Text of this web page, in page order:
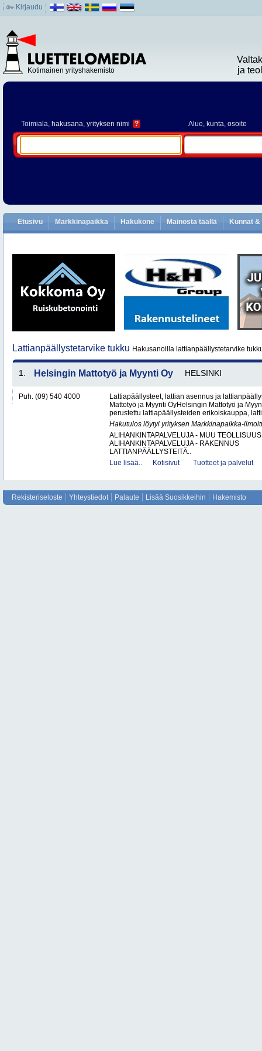
Kirjaudu
Kotimainen yrityshakemisto
ja
Toimiala, hakusana, yrityksen nimi ? Alue, kunta, osoite
Etusivu Markkinapaikka Hakukone Mainosta täällä Kunnat
Lattianpäällystetarvike tukku Hakusanoilla lattianpäällystetarvike
1. Helsingin Mattotyö ja Myynti Oy HELSINKI
Puh. (09) 540 4000
Lattiapäällysteet, lattian asennus ja
Mattotyö ja Myynti OyHelsingin Mattotyö ja
perustettu lattiapäällysteiden erikoiskauppa,
Hakutulos löytyi yrityksen Markkinapaikka-
ALIHANKINTAPALVELUJA - MUU TEOLLISUUS
ALIHANKINTAPALVELUJA - RAKENNUS
LATTIANPÄÄLLYSTEITÄ..
Lue lisää..
Kotisivut Tuotteet ja palvelut
Rekisteriseloste Yhteystiedot Palaute Lisää Suosikkeihin Hakemisto